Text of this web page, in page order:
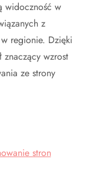
widoczność w
z
regionie. Dzięki
znaczący wzrost
ze strony
stron